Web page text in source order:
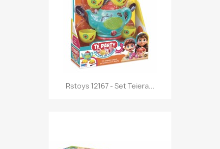
Anteprima
Rstoys 12167 - Set Teiera...